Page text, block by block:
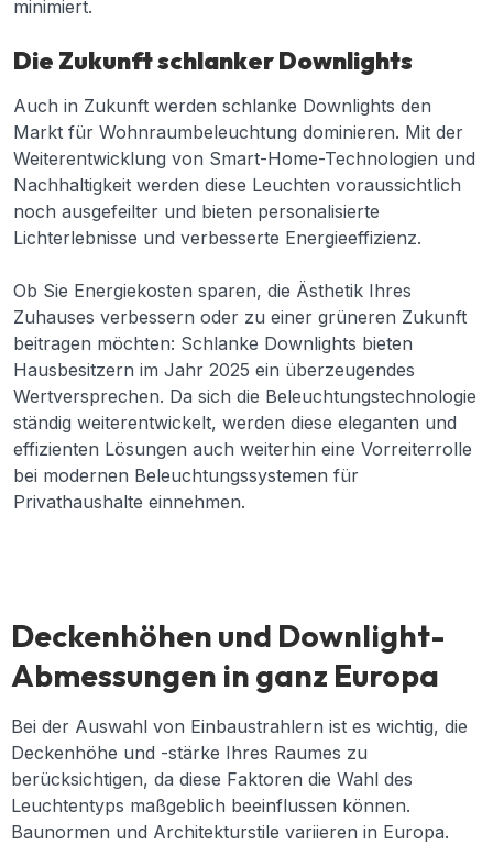
minimiert.
Die Zukunft schlanker Downlights
Auch in Zukunft werden schlanke Downlights den
Markt für Wohnraumbeleuchtung dominieren. Mit der
Weiterentwicklung von Smart-Home-Technologien und
Nachhaltigkeit werden diese Leuchten voraussichtlich
noch ausgefeilter und bieten personalisierte
Lichterlebnisse und verbesserte Energieeffizienz.
Ob Sie Energiekosten sparen, die Ästhetik Ihres
Zuhauses verbessern oder zu einer grüneren Zukunft
beitragen möchten: Schlanke Downlights bieten
Hausbesitzern im Jahr 2025 ein überzeugendes
Wertversprechen. Da sich die Beleuchtungstechnologie
ständig weiterentwickelt, werden diese eleganten und
effizienten Lösungen auch weiterhin eine Vorreiterrolle
bei modernen Beleuchtungssystemen für
Privathaushalte einnehmen.
Deckenhöhen und Downlight-
Abmessungen in ganz Europa
Bei der Auswahl von Einbaustrahlern ist es wichtig, die
Deckenhöhe und -stärke Ihres Raumes zu
berücksichtigen, da diese Faktoren die Wahl des
Leuchtentyps maßgeblich beeinflussen können.
Baunormen und Architekturstile variieren in Europa.